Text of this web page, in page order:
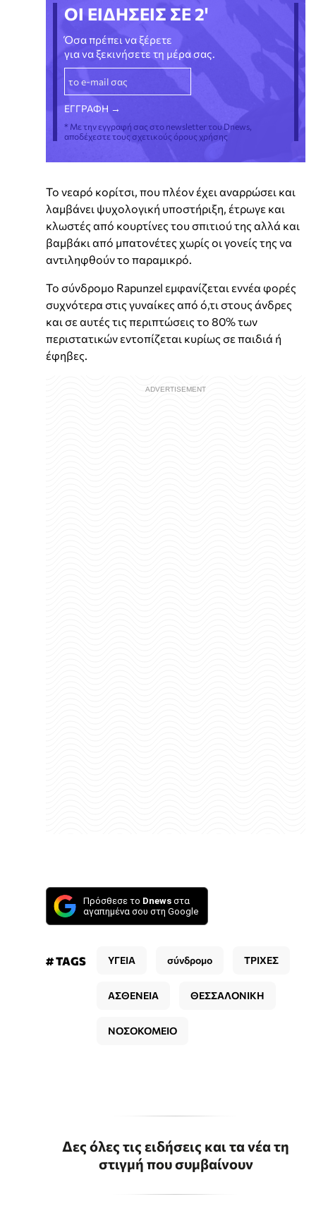
ΟΙ ΕΙΔΗΣΕΙΣ ΣΕ 2'
Όσα πρέπει να ξέρετε
για να ξεκινήσετε τη μέρα σας.
* Με την εγγραφή σας στο newsletter του Dnews,
αποδέχεστε τους σχετικούς όρους χρήσης
Το νεαρό κορίτσι, που πλέον έχει αναρρώσει και
λαμβάνει ψυχολογική υποστήριξη, έτρωγε και
κλωστές από κουρτίνες του σπιτιού της αλλά και
βαμβάκι από μπατονέτες χωρίς οι γονείς της να
αντιληφθούν το παραμικρό.
Το σύνδρομο Rapunzel εμφανίζεται εννέα φορές
συχνότερα στις γυναίκες από ό,τι στους άνδρες
και σε αυτές τις περιπτώσεις το 80% των
περιστατικών εντοπίζεται κυρίως σε παιδιά ή
έφηβες.
Πρόσθεσε το Dnews στα
αγαπημένα σου στη Google
# TAGS ΥΓΕΙΑ σύνδρομο ΤΡΙΧΕΣ
ΑΣΘΕΝΕΙΑ ΘΕΣΣΑΛΟΝΙΚΗ
ΝΟΣΟΚΟΜΕΙΟ
Δες όλες τις ειδήσεις και τα νέα τη
στιγμή που συμβαίνουν